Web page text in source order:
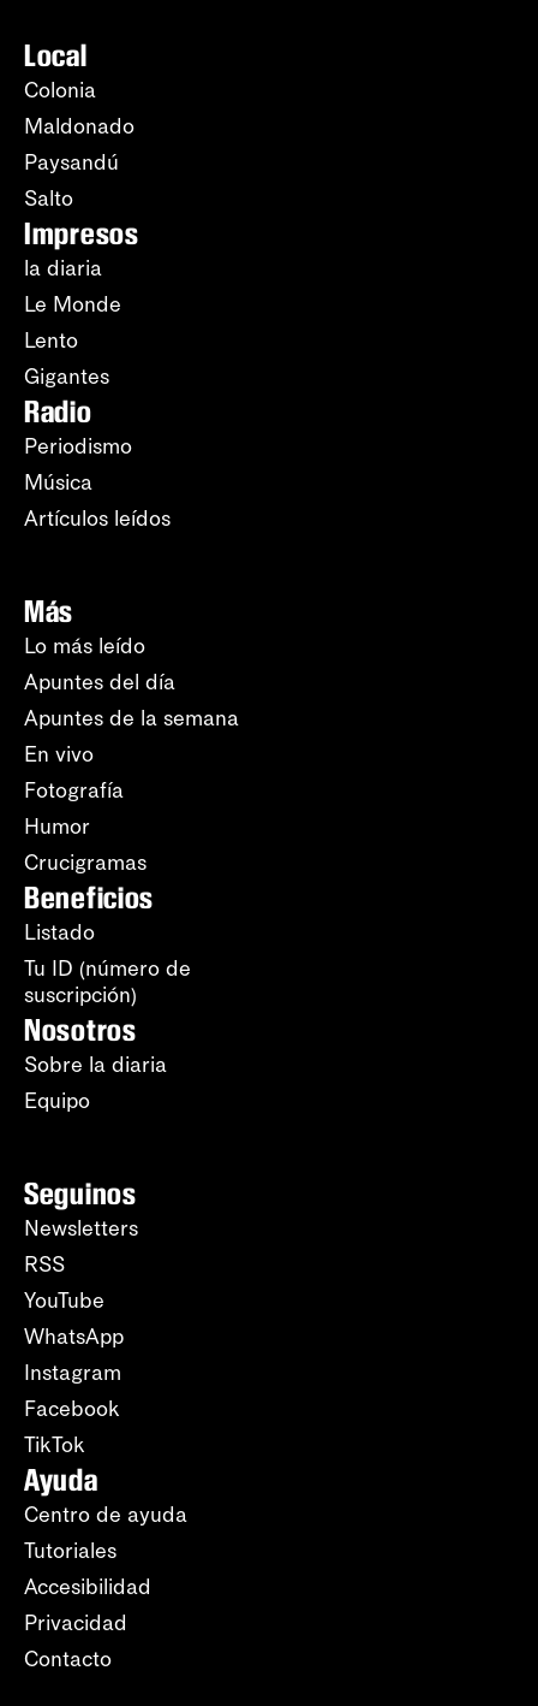
Local
Colonia
Maldonado
Paysandú
Salto
Impresos
la diaria
Le Monde
Lento
Gigantes
Radio
Periodismo
Música
Artículos leídos
Más
Lo más leído
Apuntes del día
Apuntes de la semana
En vivo
Fotografía
Humor
Crucigramas
Beneficios
Listado
Tu ID (número de
suscripción)
Nosotros
Sobre la diaria
Equipo
Seguinos
Newsletters
RSS
YouTube
WhatsApp
Instagram
Facebook
TikTok
Ayuda
Centro de ayuda
Tutoriales
Accesibilidad
Privacidad
Contacto